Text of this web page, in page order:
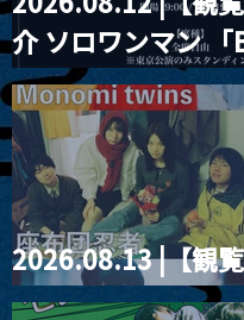
介 ソロワンマン
2026」
2026.08.13 |【観
RIGHT!! vol.26